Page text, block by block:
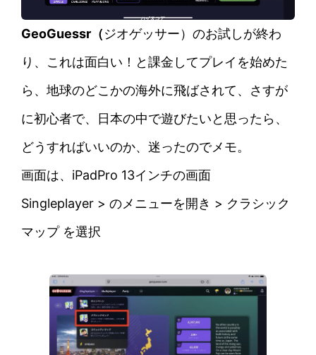
GeoGuessr（ジオゲッサー）のお試しが終わ
り、これは面白い！と課金してプレイを始めた
ら、地球のどこかの海外に飛ばされて、さすが
に初心者で、日本の中で遊びたいと思ったら、
どうすればいいのか、迷ったのでメモ。
画面は、iPadPro 13インチの画面
Singleplayer > のメニューを開き > クラシック
マップ を選択